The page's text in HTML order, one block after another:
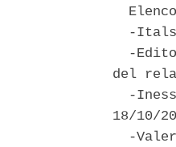
-
-
del
-
18/10/
-